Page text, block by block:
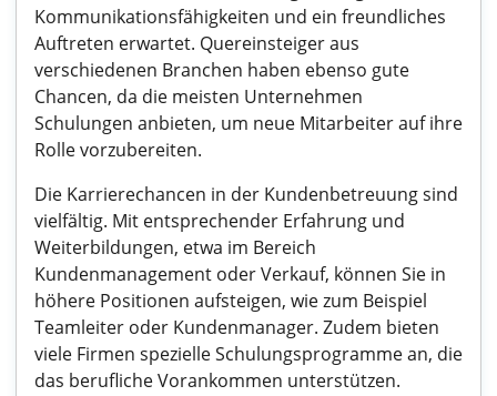
Kommunikationsfähigkeiten und ein freundliches
Auftreten erwartet. Quereinsteiger aus
verschiedenen Branchen haben ebenso gute
Chancen, da die meisten Unternehmen
Schulungen anbieten, um neue Mitarbeiter auf ihre
Rolle vorzubereiten.
Die Karrierechancen in der Kundenbetreuung sind
vielfältig. Mit entsprechender Erfahrung und
Weiterbildungen, etwa im Bereich
Kundenmanagement oder Verkauf, können Sie in
höhere Positionen aufsteigen, wie zum Beispiel
Teamleiter oder Kundenmanager. Zudem bieten
viele Firmen spezielle Schulungsprogramme an, die
das berufliche Vorankommen unterstützen.